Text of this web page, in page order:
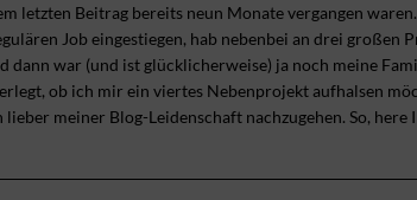
letzten Beitrag bereits neun Monate vergangen
Job eingestiegen, hab nebenbei an drei großen
dann war (und ist glücklicherweise) ja noch meine
ob ich mir ein viertes Nebenprojekt aufhalsen
meiner Blog-Leidenschaft nachzugehen. So, here